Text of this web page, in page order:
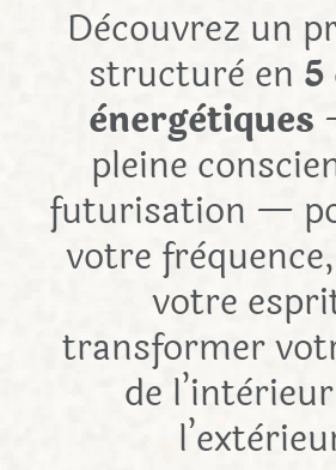
Dècouvrez un
structurè en
ènergètiques
pleine
futurisation —
votre
votre
transformer
de